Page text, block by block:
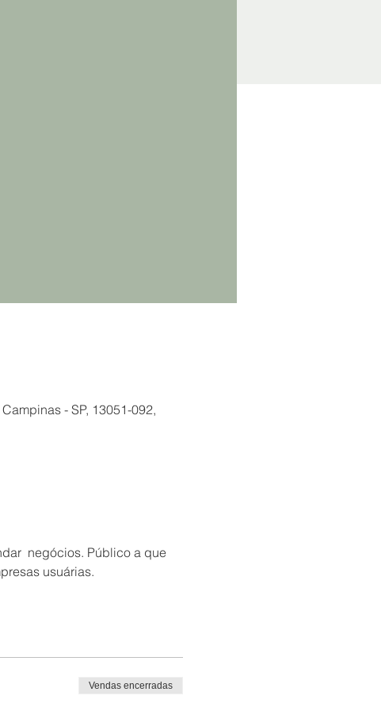
- SP, 13051-092,
negócios. Público a que
usuárias.
Vendas encerradas